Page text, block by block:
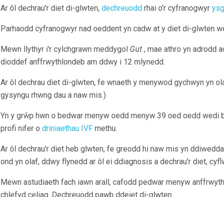
Ar ôl dechrau'r diet di-glwten, dechreuodd rhai o'r cyfranogwyr
Parhaodd cyfranogwyr nad oeddent yn cadw at y diet di-glwten
Mewn llythyr i'r cylchgrawn meddygol Gut , mae athro yn adrodd
dioddef anffrwythlondeb am ddwy i 12 mlynedd.
Ar ôl dechrau diet di-glwten, fe wnaeth y menywod gychwyn yn
gysyngu rhwng dau a naw mis.)
Yn y grŵp hwn o bedwar menyw oedd menyw 39 oed oedd
profi nifer o driniaethau IVF methu.
Ar ôl dechrau'r diet heb glwten, fe greodd hi naw mis yn
ond yn olaf, ddwy flynedd ar ôl ei ddiagnosis a dechrau'r diet,
Mewn astudiaeth fach iawn arall, cafodd pedwar menyw
chlefyd celiag. Dechreuodd pawb ddeiet di-glwten.